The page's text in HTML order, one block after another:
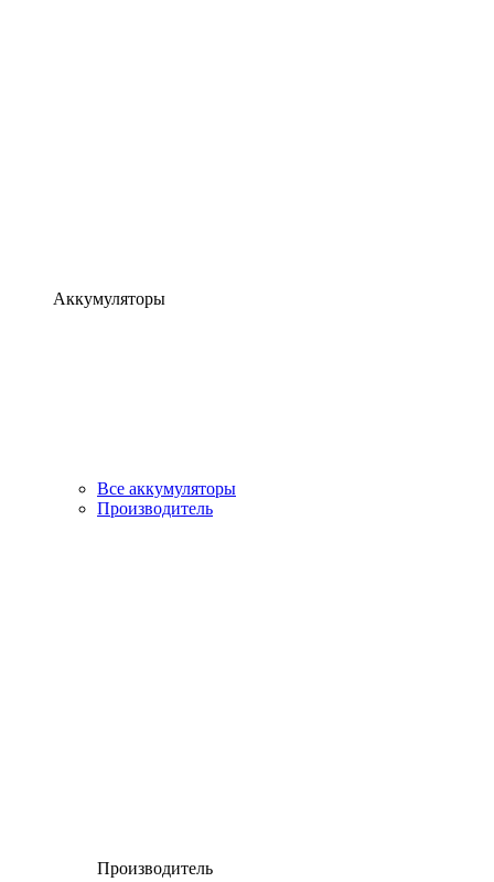
Аккумуляторы
Все аккумуляторы
Производитель
Производитель